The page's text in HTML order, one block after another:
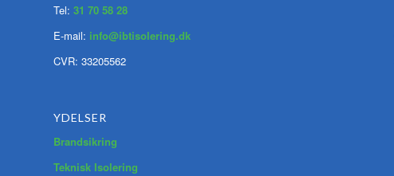
Tel: 31 70 58 28
E-mail: info@ibtisolering.dk
CVR: 33205562
YDELSER
Brandsikring
Teknisk Isolering